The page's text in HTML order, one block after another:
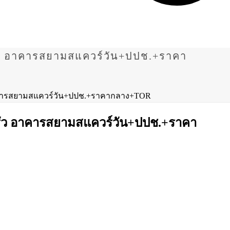
าคารสยามสแควร์วัน+ปปช.+ราคา
สยามสแควร์วัน+ปปช.+ราคากลาง+TOR
อาคารสยามสแควร์วัน+ปปช.+ราคา